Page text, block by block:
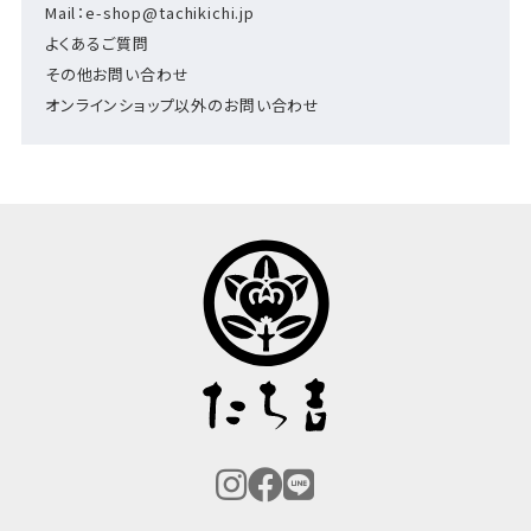
Mail：e-shop@tachikichi.jp
よくあるご質問
その他お問い合わせ
オンラインショップ以外のお問い合わせ